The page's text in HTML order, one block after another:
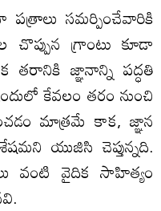
సమర్పించేవారికి
చొప్పున గ్రాంటు కూడా
తరానికి జ్ఞానాన్ని పద్ధతి
కేవలం తరం నుంచి
మాత్రమే కాక, జ్ఞాన
యుజిసి చెప్తున్నది.
వంటి వైదిక సాహిత్యం